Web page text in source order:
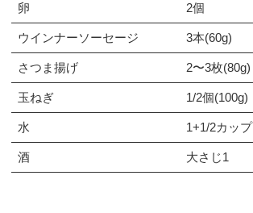
卵 2個
ウインナーソーセージ 3本(60g)
さつま揚げ 2〜3枚(80g)
玉ねぎ 1/2個(100g)
水 1+1/2カップ
酒 大さじ1